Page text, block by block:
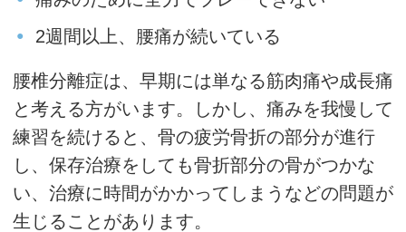
2週間以上、腰痛が続いている
腰椎分離症は、早期には単なる筋肉痛や成長痛
と考える方がいます。しかし、痛みを我慢して
練習を続けると、骨の疲労骨折の部分が進行
し、保存治療をしても骨折部分の骨がつかな
い、治療に時間がかかってしまうなどの問題が
生じることがあります。